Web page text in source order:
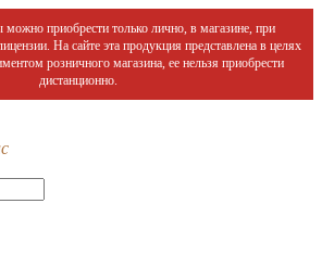
приобрести только лично, в магазине, при
На сайте эта продукция представлена в целях
розничного магазина, ее нельзя приобрести
дистанционно.